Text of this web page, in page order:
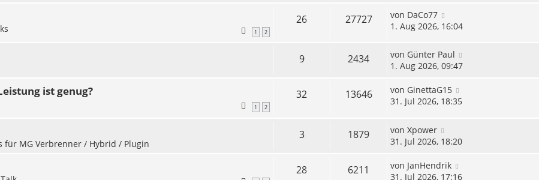
1 2
26 27727 von DaCo77
1. Aug 2026, 16:04
9 2434 von Günter Paul
1. Aug 2026, 09:47
ist genug?
1 2
32 13646 von GinettaG15
31. Jul 2026, 18:35
für MG Verbrenner / Hybrid / Plugin
3 1879 von Xpower
31. Jul 2026, 18:20
28 6211 von JanHendrik
31. Jul 2026, 17:16